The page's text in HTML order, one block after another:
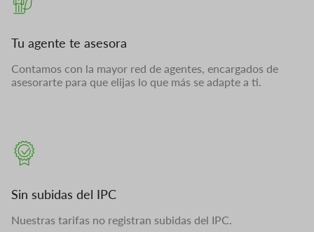
Tu agente te asesora
Contamos con la mayor red de agentes, encargados de
asesorarte para que elijas lo que más se adapte a ti.
Sin subidas del IPC
Nuestras tarifas no registran subidas del IPC.